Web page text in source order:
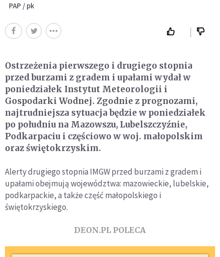
PAP / pk
Ostrzeżenia pierwszego i drugiego stopnia
przed burzami z gradem i upałami wydał w
poniedziałek Instytut Meteorologii i
Gospodarki Wodnej. Zgodnie z prognozami,
najtrudniejsza sytuacja będzie w poniedziałek
po południu na Mazowszu, Lubelszczyźnie,
Podkarpaciu i częściowo w woj. małopolskim
oraz świętokrzyskim.
Alerty drugiego stopnia IMGW przed burzami z gradem i
upałami obejmują województwa: mazowieckie, lubelskie,
podkarpackie, a także część małopolskiego i
świętokrzyskiego.
DEON.PL POLECA